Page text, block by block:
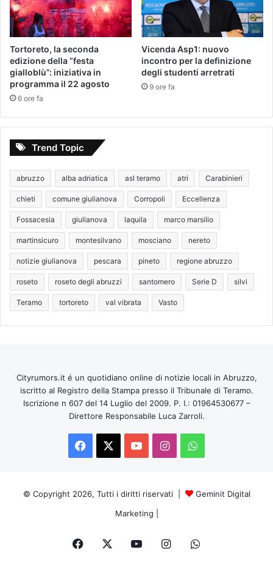
Tortoreto, la seconda
edizione della “festa
gialloblù”: iniziativa in
programma il 22 agosto
6 ore fa
Vicenda Asp1: nuovo
incontro per la definizione
degli studenti arretrati
9 ore fa
Trend Topic
abruzzo alba adriatica asl teramo atri Carabinieri
chieti comune giulianova Corropoli Eccellenza
Fossacesia giulianova laquila marco marsilio
martinsicuro montesilvano mosciano nereto
notizie giulianova pescara pineto regione abruzzo
roseto roseto degli abruzzi santomero Serie D silvi
Teramo tortoreto val vibrata Vasto
Cityrumors.it é un quotidiano online di notizie locali in Abruzzo,
iscritto al Registro della Stampa presso il Tribunale di Teramo.
Iscrizione n 607 del 14 Luglio del 2009. P. I.: 01964530677 –
Direttore Responsabile Luca Zarroli.
Facebook
You InstagramWhatsApp
© Copyright 2026, Tutti i diritti riservati |
Geminit Digital
Marketing
Facebook InstagramWhatsApp